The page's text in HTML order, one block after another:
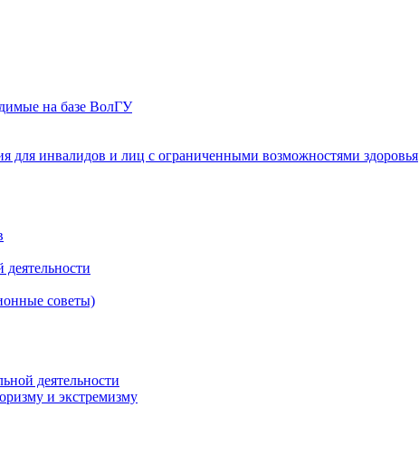
на базе ВолГУ
для инвалидов и лиц с ограниченными возможностями здоровья
советы)
деятельности
и экстремизму